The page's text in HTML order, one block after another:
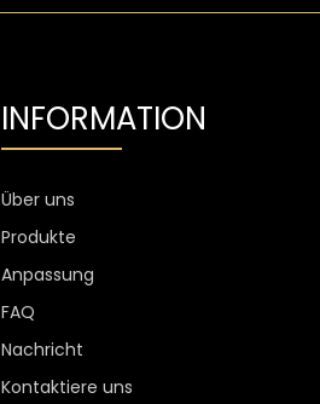
INFORMATION
Über uns
Produkte
Anpassung
FAQ
Nachricht
Kontaktiere uns